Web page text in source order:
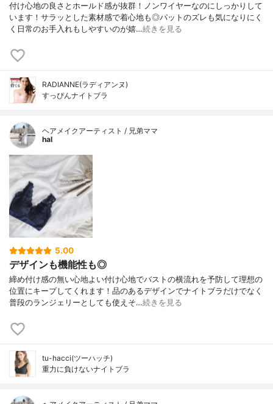
付け心地の良さとホールド感が抜群！ノンワイヤーなのにしっかりして
います！サラッとした素材感で着心地も◎パットのズレも気になりにく
く日常のお手入れもしやすいのが嬉…続きを見る
RADIANNE(ラディアンヌ)
すっぴんナイトブラ
ヘアメイクアーティスト / 兄弟ママ
hal
5.00
デザインも機能性も◎
締め付け感の無い心地よい付け心地でバストの横流れを予防して理想の
位置にキープしてくれます！品のあるデザインでナイトブラだけでなく
普段のランジェリーとしても使えそ…続きを見る
tu-hacci(ツーハッチ)
重力に負けないナイトブラ